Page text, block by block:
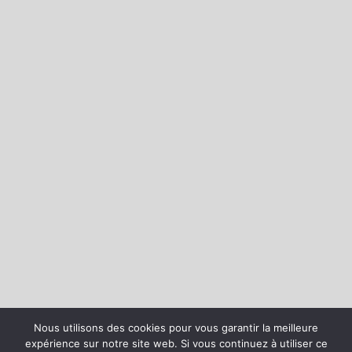
Nous utilisons des cookies pour vous garantir la meilleure
expérience sur notre site web. Si vous continuez à utiliser ce